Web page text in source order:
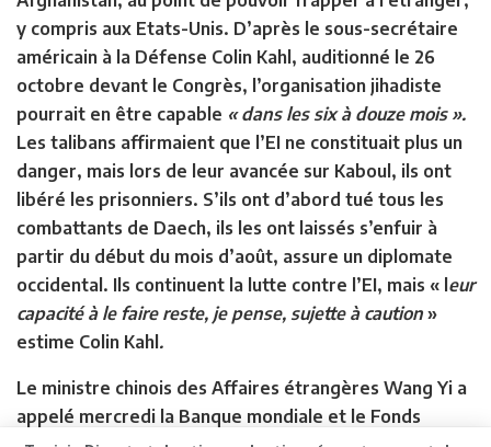
y compris aux Etats-Unis. D’après le sous-secrétaire
américain à la Défense Colin Kahl, auditionné le 26
octobre devant le Congrès, l’organisation jihadiste
pourrait en être capable « dans les six à douze mois ».
Les talibans affirmaient que l’EI ne constituait plus un
danger, mais lors de leur avancée sur Kaboul, ils ont
libéré les prisonniers. S’ils ont d’abord tué tous les
combattants de Daech, ils les ont laissés s’enfuir à
partir du début du mois d’août, assure un diplomate
occidental. Ils continuent la lutte contre l’EI, mais « l eur
capacité à le faire reste, je pense, sujette à caution »
estime Colin Kahl .
Le ministre chinois des Affaires étrangères Wang Yi a
appelé mercredi la Banque mondiale et le Fonds